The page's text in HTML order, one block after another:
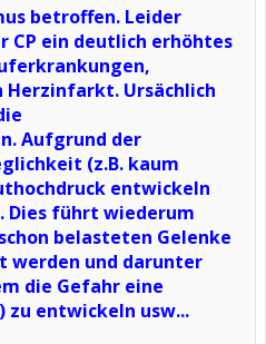
betroffen. Leider
CP ein deutlich erhöhtes
Herzinfarkt. Ursächlich
Aufgrund der
(z.B. kaum
entwickeln
Dies führt wiederum
belasteten Gelenke
werden und darunter
die Gefahr eine
zu entwickeln usw...